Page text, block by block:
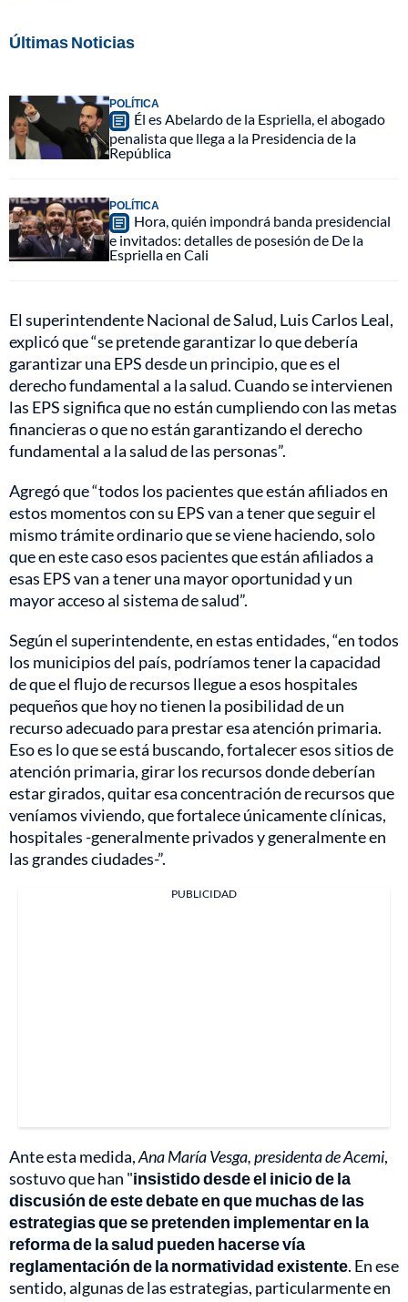
Últimas Noticias
POLÍTICA
Él es Abelardo de la Espriella, el abogado
penalista que llega a la Presidencia de la
República
POLÍTICA
Hora, quién impondrá banda presidencial
e invitados: detalles de posesión de De la
Espriella en Cali
El superintendente Nacional de Salud, Luis Carlos Leal,
explicó que “se pretende garantizar lo que debería
garantizar una EPS desde un principio, que es el
derecho fundamental a la salud. Cuando se intervienen
las EPS significa que no están cumpliendo con las metas
financieras o que no están garantizando el derecho
fundamental a la salud de las personas”.
Agregó que “todos los pacientes que están afiliados en
estos momentos con su EPS van a tener que seguir el
mismo trámite ordinario que se viene haciendo, solo
que en este caso esos pacientes que están afiliados a
esas EPS van a tener una mayor oportunidad y un
mayor acceso al sistema de salud”.
Según el superintendente, en estas entidades, “en todos
los municipios del país, podríamos tener la capacidad
de que el flujo de recursos llegue a esos hospitales
pequeños que hoy no tienen la posibilidad de un
recurso adecuado para prestar esa atención primaria.
Eso es lo que se está buscando, fortalecer esos sitios de
atención primaria, girar los recursos donde deberían
estar girados, quitar esa concentración de recursos que
veníamos viviendo, que fortalece únicamente clínicas,
hospitales -generalmente privados y generalmente en
las grandes ciudades-”.
PUBLICIDAD
Ante esta medida,Ana María Vesga, presidenta de Acemi,
sostuvo que han "insistido desde el inicio de la
discusión de este debate en que muchas de las
estrategias que se pretenden implementar en la
reforma de la salud pueden hacerse vía
reglamentación de la normatividad existente. En ese
sentido, algunas de las estrategias, particularmente en